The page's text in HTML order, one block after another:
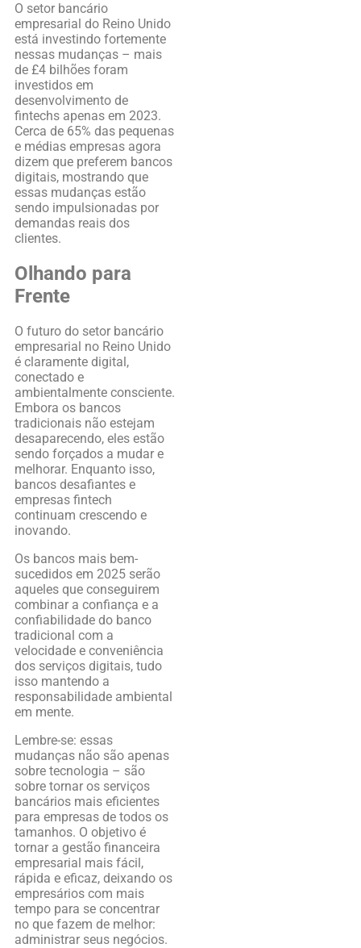
O setor bancário
empresarial do Reino Unido
está investindo fortemente
nessas mudanças – mais
de £4 bilhões foram
investidos em
desenvolvimento de
fintechs apenas em 2023.
Cerca de 65% das pequenas
e médias empresas agora
dizem que preferem bancos
digitais, mostrando que
essas mudanças estão
sendo impulsionadas por
demandas reais dos
clientes.
Olhando para
Frente
O futuro do setor bancário
empresarial no Reino Unido
é claramente digital,
conectado e
ambientalmente consciente.
Embora os bancos
tradicionais não estejam
desaparecendo, eles estão
sendo forçados a mudar e
melhorar. Enquanto isso,
bancos desafiantes e
empresas fintech
continuam crescendo e
inovando.
Os bancos mais bem-
sucedidos em 2025 serão
aqueles que conseguirem
combinar a confiança e a
confiabilidade do banco
tradicional com a
velocidade e conveniência
dos serviços digitais, tudo
isso mantendo a
responsabilidade ambiental
em mente.
Lembre-se: essas
mudanças não são apenas
sobre tecnologia – são
sobre tornar os serviços
bancários mais eficientes
para empresas de todos os
tamanhos. O objetivo é
tornar a gestão financeira
empresarial mais fácil,
rápida e eficaz, deixando os
empresários com mais
tempo para se concentrar
no que fazem de melhor:
administrar seus negócios.